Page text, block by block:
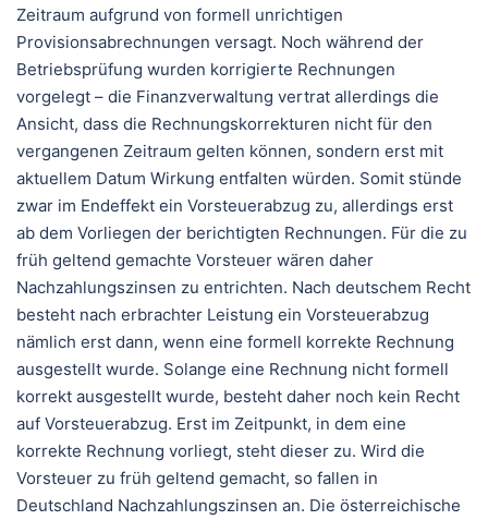
Zeitraum aufgrund von formell unrichtigen
Provisionsabrechnungen versagt. Noch während der
Betriebsprüfung wurden korrigierte Rechnungen
vorgelegt – die Finanzverwaltung vertrat allerdings die
Ansicht, dass die Rechnungskorrekturen nicht für den
vergangenen Zeitraum gelten können, sondern erst mit
aktuellem Datum Wirkung entfalten würden. Somit stünde
zwar im Endeffekt ein Vorsteuerabzug zu, allerdings erst
ab dem Vorliegen der berichtigten Rechnungen. Für die zu
früh geltend gemachte Vorsteuer wären daher
Nachzahlungszinsen zu entrichten. Nach deutschem Recht
besteht nach erbrachter Leistung ein Vorsteuerabzug
nämlich erst dann, wenn eine formell korrekte Rechnung
ausgestellt wurde. Solange eine Rechnung nicht formell
korrekt ausgestellt wurde, besteht daher noch kein Recht
auf Vorsteuerabzug. Erst im Zeitpunkt, in dem eine
korrekte Rechnung vorliegt, steht dieser zu. Wird die
Vorsteuer zu früh geltend gemacht, so fallen in
Deutschland Nachzahlungszinsen an. Die österreichische